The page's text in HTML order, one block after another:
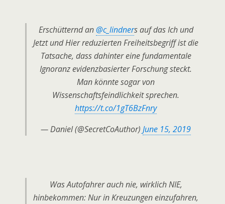
Erschütternd an@c_lindner​s auf das Ich und
Jetzt und Hier reduzierten Freiheitsbegriff ist die
Tatsache, dass dahinter eine fundamentale
Ignoranz evidenzbasierter Forschung steckt.
Man könnte sogar von
Wissenschaftsfeindlichkeit sprechen.
https://t.co/1gT6BzFnry
— Daniel (@SecretCoAuthor) June 15, 2019
Was Autofahrer auch nie, wirklich NIE,
hinbekommen: Nur in Kreuzungen einzufahren,